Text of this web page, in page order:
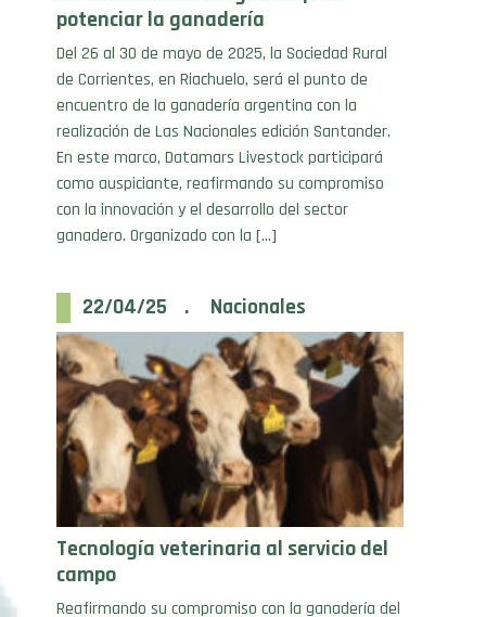
Del 26 al 30 de mayo de 2025, la Sociedad Rural
de Corrientes, en Riachuelo, será el punto de
encuentro de la ganadería argentina con la
realización de Las Nacionales edición Santander.
En este marco, Datamars Livestock participará
como auspiciante, reafirmando su compromiso
con la innovación y el desarrollo del sector
ganadero. Organizado con la […]
Tecnología veterinaria al servicio del
campo
Reafirmando su compromiso con la ganadería del
norte argentino, Vetanco dirá presente con